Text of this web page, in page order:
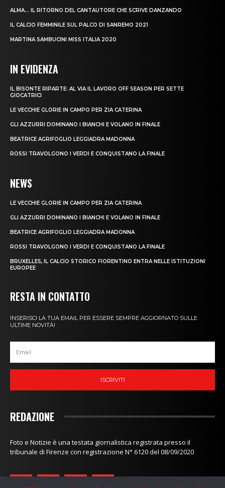
ALMA… IL RITORNO DEL CANTAUTORE CHE SCRIVE DANZANDO
IL CALCIO FEMMINILE SUL PALCO DI SANREMO 2021
MARTINA SAMBUCINI MISS ITALIA 2020
IN EVIDENZA
IL BISONTE RIPARTE: AL VIA IL LAVORO OFF SEASON PER SETTE
GIOCATRICI
LE VECCHIE GLORIE IN CAMPO PER ZIA CATERINA
GLI AZZURRI DOMINANO I BIANCHI E VOLANO IN FINALE
BEATRICE AGRIFOGLIO LEGGIADRA MADONNA
ROSSI TRAVOLGONO I VERDI E CONQUISTANO LA FINALE
NEWS
LE VECCHIE GLORIE IN CAMPO PER ZIA CATERINA
GLI AZZURRI DOMINANO I BIANCHI E VOLANO IN FINALE
BEATRICE AGRIFOGLIO LEGGIADRA MADONNA
ROSSI TRAVOLGONO I VERDI E CONQUISTANO LA FINALE
BRUXELLES, IL CALCIO STORICO FIORENTINO ENTRA NELLE ISTITUZIONI
EUROPEE
RESTA IN CONTATTO
INSERISCI LA TUA EMAIL PER ESSERE SEMPRE AGGIORNATO SULLE
ULTIME NOVITÀ!
ISCRIVITI
REDAZIONE
Foto e Notizie è una testata giornalistica registrata presso il
tribunale di Firenze con registrazione N° 6120 del 08/09/2020